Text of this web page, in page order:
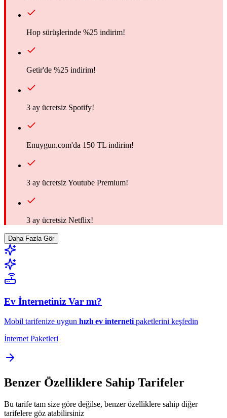
Hop sürüşlerinde %25 indirim!
Getir'de %25 indirim!
3 ay ücretsiz Spotify!
Enuygun.com'da 150 TL indirim!
3 ay ücretsiz Youtube Premium!
3 ay ücretsiz Netflix!
Daha Fazla Gör
Ev İnternetiniz Var mı?
Mobil tarifenize uygun hızlı ev interneti paketlerini keşfedin
İnternet Paketleri
Benzer Özelliklere Sahip Tarifeler
Bu tarife tam size göre değilse, benzer özelliklere sahip diğer
tarifelere göz atabilirsiniz